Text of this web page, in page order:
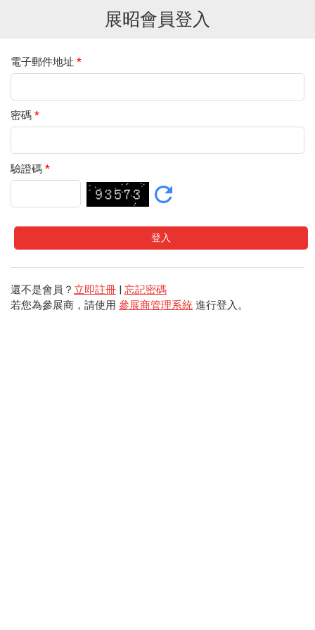
展昭會員登入
電子郵件地址 *
密碼 *
驗證碼 *
還不是會員？ 立即註冊 | 忘記密碼
若您為參展商，請使用 參展商管理系統 進行登入。